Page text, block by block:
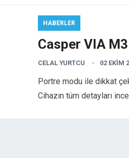
HABERLER
Casper VIA
CELAL YURTCU 02 EKIM
Portre modu ile dikkat
Cihazın tüm detayları